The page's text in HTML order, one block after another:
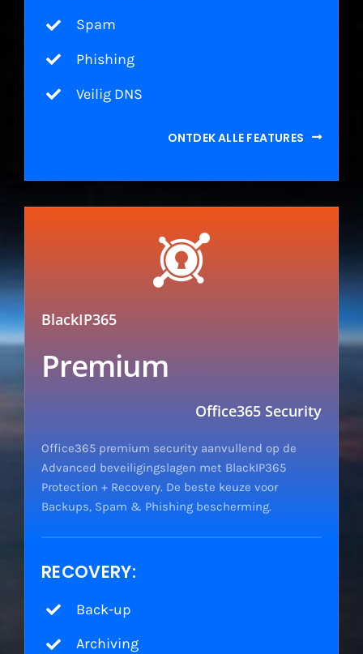
Spam
Phishing
Veilig DNS
ONTDEK ALLE FEATURES
BlackIP365
Premium
Office365 Security
Office365 premium security aanvullend op de
Advanced beveiligingslagen met BlackIP365
Protection + Recovery. De beste keuze voor
Backups, Spam & Phishing bescherming.
RECOVERY:
Back-up
Archiving